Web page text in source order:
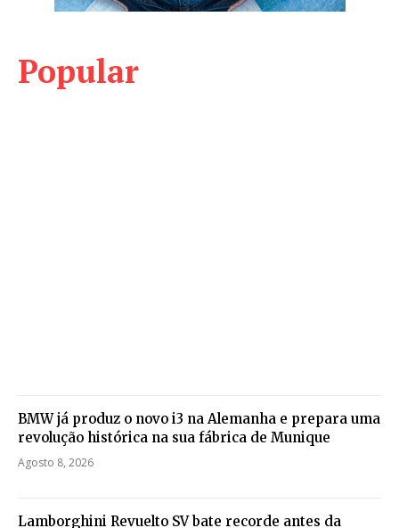
Popular
BMW já produz o novo i3 na Alemanha e prepara uma
revolução histórica na sua fábrica de Munique
Agosto 8, 2026
Lamborghini Revuelto SV bate recorde antes da